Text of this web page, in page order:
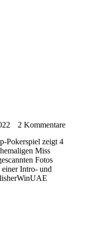
2 Kommentare
Pokerspiel zeigt 4
Miss
Fotos
Intro- und